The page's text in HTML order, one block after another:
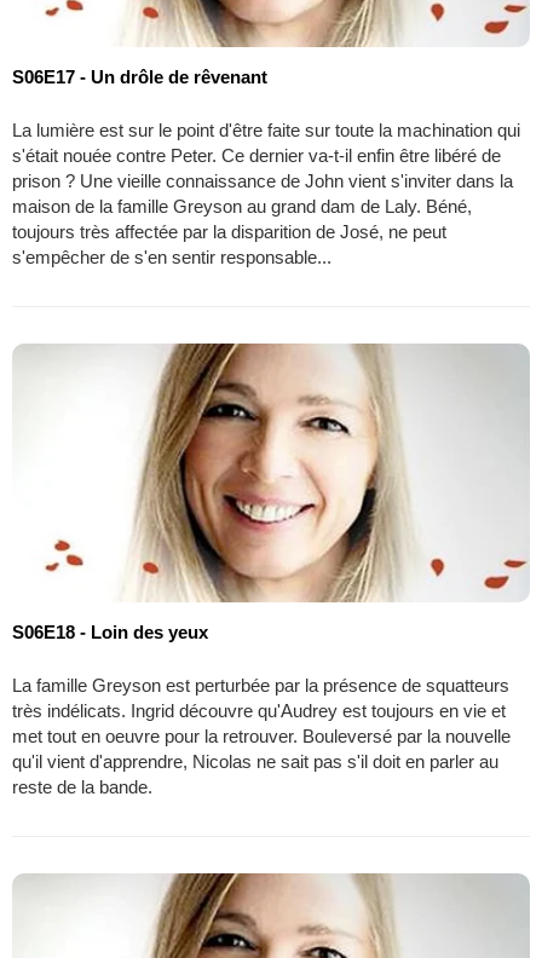
S06E17 - Un drôle de rêvenant
La lumière est sur le point d'être faite sur toute la machination qui
s'était nouée contre Peter. Ce dernier va-t-il enfin être libéré de
prison ? Une vieille connaissance de John vient s'inviter dans la
maison de la famille Greyson au grand dam de Laly. Béné,
toujours très affectée par la disparition de José, ne peut
s'empêcher de s'en sentir responsable...
S06E18 - Loin des yeux
La famille Greyson est perturbée par la présence de squatteurs
très indélicats. Ingrid découvre qu'Audrey est toujours en vie et
met tout en oeuvre pour la retrouver. Bouleversé par la nouvelle
qu'il vient d'apprendre, Nicolas ne sait pas s'il doit en parler au
reste de la bande.